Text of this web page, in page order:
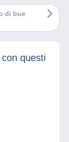
di bue
questi